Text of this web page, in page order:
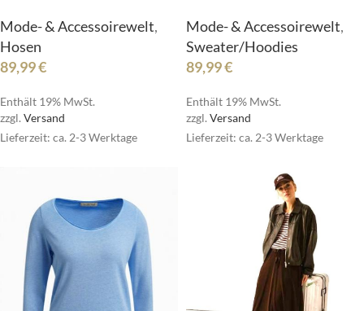
Mode- & Accessoirewelt,
Hosen
89,99€
Enthält 19% MwSt.
zzgl. Versand
Lieferzeit: ca. 2-3 Werktage
Mode- & Accessoirewelt,
Sweater/Hoodies
89,99€
Enthält 19% MwSt.
zzgl. Versand
Lieferzeit: ca. 2-3 Werktage